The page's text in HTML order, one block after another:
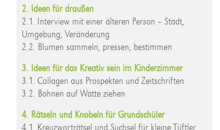
2. Ideen für draußen
2.1. Interview mit einer älteren Person – Stadt,
Umgebung, Veränderung
2.2. Blumen sammeln, pressen, bestimmen
3. Ideen für das Kreativ sein im Kinderzimmer
3.1. Collagen aus Prospekten und Zeitschriften
3.2. Bohnen auf Watte ziehen
4. Rätseln und Knobeln für Grundschüler
4.1. Kreuzworträtsel und Suchsel für kleine Tüftler